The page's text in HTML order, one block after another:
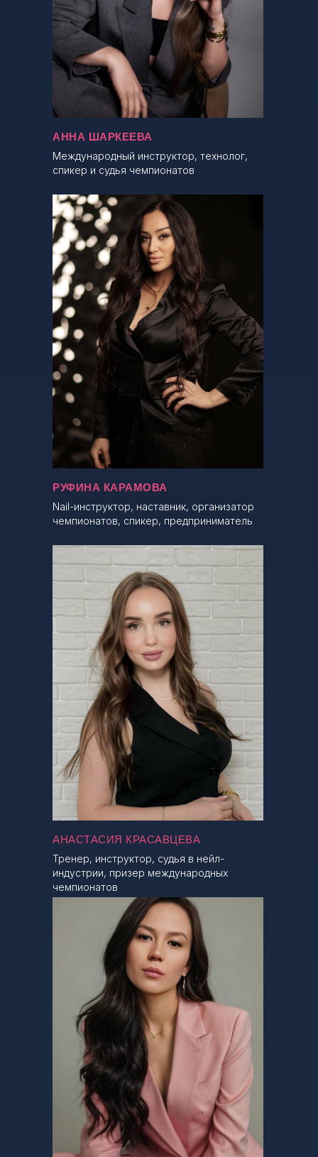
АННА ШАРКЕЕВА
Международный инструктор, технолог,
спикер и судья чемпионатов
РУФИНА КАРАМОВА
Nail-инструктор, наставник, организатор
чемпионатов, спикер, предприниматель
АНАСТАСИЯ КРАСАВЦЕВА
Тренер, инструктор, судья в нейл-
индустрии, призер международных
чемпионатов